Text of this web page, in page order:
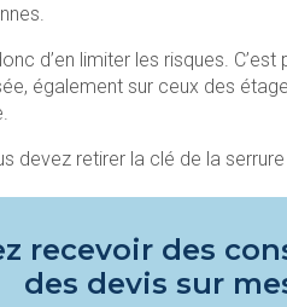
d’en limiter les risques.
également sur ceux des
devez retirer la clé de la
recevoir des
des devis sur